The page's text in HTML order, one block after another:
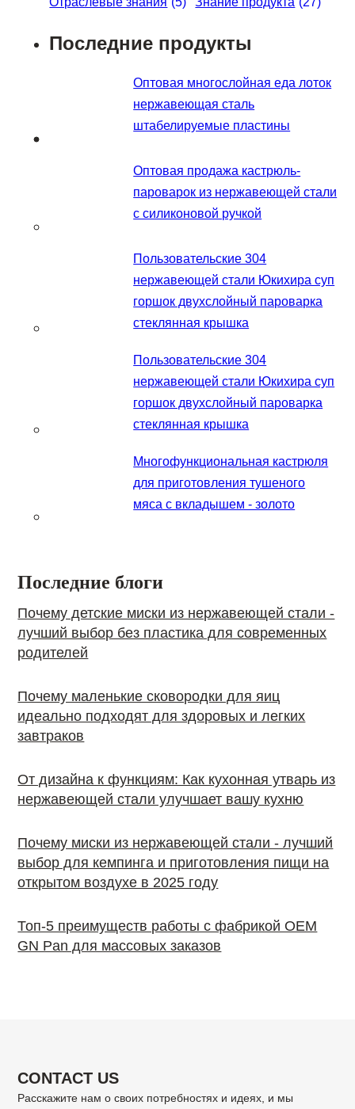
Последние продукты
Оптовая многослойная еда лоток
нержавеющая сталь
штабелируемые пластины
Оптовая продажа кастрюль-
пароварок из нержавеющей стали
с силиконовой ручкой
Пользовательские 304
нержавеющей стали Юкихира суп
горшок двухслойный пароварка
стеклянная крышка
Пользовательские 304
нержавеющей стали Юкихира суп
горшок двухслойный пароварка
стеклянная крышка
Многофункциональная кастрюля
для приготовления тушеного
мяса с вкладышем - золото
Последние блоги
Почему детские миски из нержавеющей стали -
лучший выбор без пластика для современных
родителей
Почему маленькие сковородки для яиц
идеально подходят для здоровых и легких
завтраков
От дизайна к функциям: Как кухонная утварь из
нержавеющей стали улучшает вашу кухню
Почему миски из нержавеющей стали - лучший
выбор для кемпинга и приготовления пищи на
открытом воздухе в 2025 году
Топ-5 преимуществ работы с фабрикой OEM
GN Pan для массовых заказов
CONTACT US
Расскажите нам о своих потребностях и идеях, и мы